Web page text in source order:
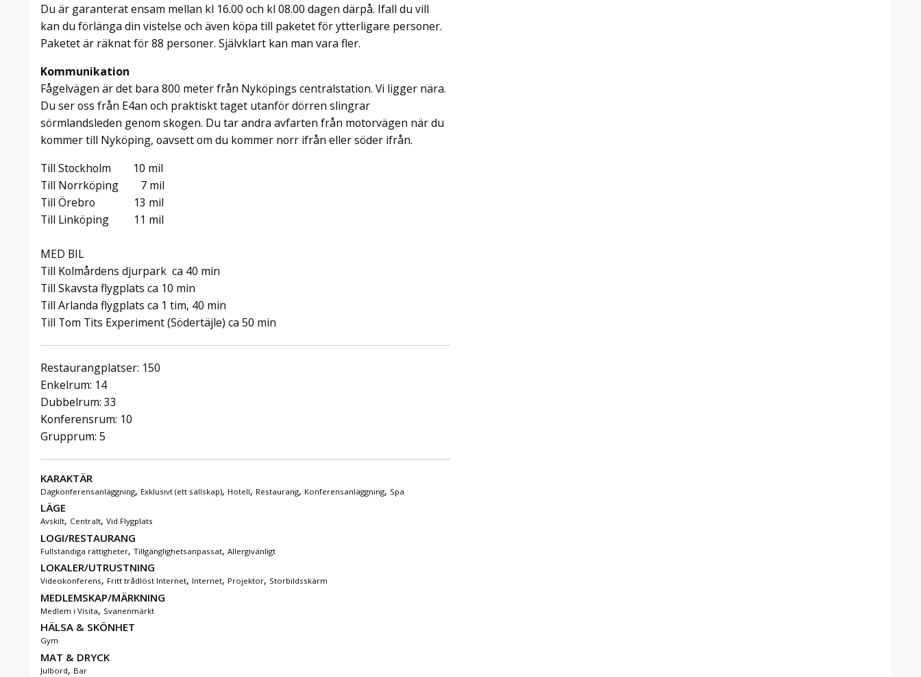
Du är garanterat ensam mellan kl 16.00 och kl 08.00 dagen därpå. Ifall du vill
kan du förlänga din vistelse och även köpa till paketet för ytterligare personer.
Paketet är räknat för 88 personer. Självklart kan man vara fler.
Kommunikation
Fågelvägen är det bara 800 meter från Nyköpings centralstation. Vi ligger nära.
Du ser oss från E4an och praktiskt taget utanför dörren slingrar
sörmlandsleden genom skogen. Du tar andra avfarten från motorvägen när du
kommer till Nyköping, oavsett om du kommer norr ifrån eller söder ifrån.
Till Stockholm 10 mil
Till Norrköping 7 mil
Till Örebro 13 mil
Till Linköping 11 mil
MED BIL
Till Kolmårdens djurpark ca 40 min
Till Skavsta flygplats ca 10 min
Till Arlanda flygplats ca 1 tim, 40 min
Till Tom Tits Experiment (Södertäjle) ca 50 min
Restaurangplatser: 150
Enkelrum: 14
Dubbelrum: 33
Konferensrum: 10
Grupprum: 5
KARAKTÄR
Dagkonferensanläggning, Exklusivt (ett sällskap), Hotell, Restaurang, Konferensanläggning, Spa
LÄGE
Avskilt, Centralt, Vid Flygplats
LOGI/RESTAURANG
Fullständiga rättigheter, Tillgänglighetsanpassat, Allergivänligt
LOKALER/UTRUSTNING
Videokonferens, Fritt trådlöst Internet, Internet, Projektor, Storbildsskärm
MEDLEMSKAP/MÄRKNING
Medlem i Visita, Svanenmärkt
HÄLSA & SKÖNHET
Gym
MAT & DRYCK
Julbord, Bar